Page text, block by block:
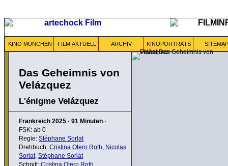
KINO MÜNCHEN FILM AKTUELL ARCHIV KINOPORTRÄTS SITEMAP
Das Geheimnis von
Velázquez
L'énigme Velázquez
Frankreich 2025 · 91 Minuten ·
FSK: ab 0
Regie: Stéphane Sorlat
Drehbuch: Cristina Otero Roth, Nicolas
Sorlat, Stéphane Sorlat
Schnitt: Cristina Otero Roth